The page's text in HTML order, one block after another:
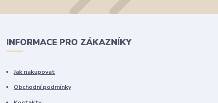
INFORMACE PRO ZÁKAZNÍKY
Jak nakupovat
Obchodní podmínky